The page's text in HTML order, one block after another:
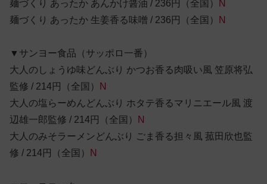
麺づくり あったか あんかけ醤油 / 236円（全国）
N
麺づくり あったか 生姜香る味噌 / 236円（全国）
N
▼サンヨー食品（サッポロ一番）
大人のしょうゆ味どんぶり かつお香る肉吸い風 笠原将弘
監修 / 214円（全国）
N
大人の塩らーめんどんぶり ホタテ香るマリニエール風 渡
辺雄一郎監修 / 214円（全国）
N
大人のみそラーメンどんぶり ごま香る担々風 菰田欣也監
修 / 214円（全国）
N